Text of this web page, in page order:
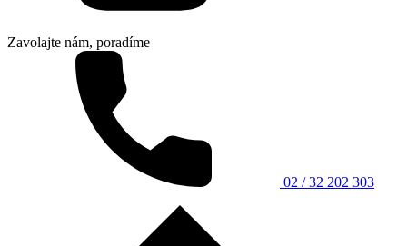
Zavolajte nám, poradíme
02 / 32 202 303